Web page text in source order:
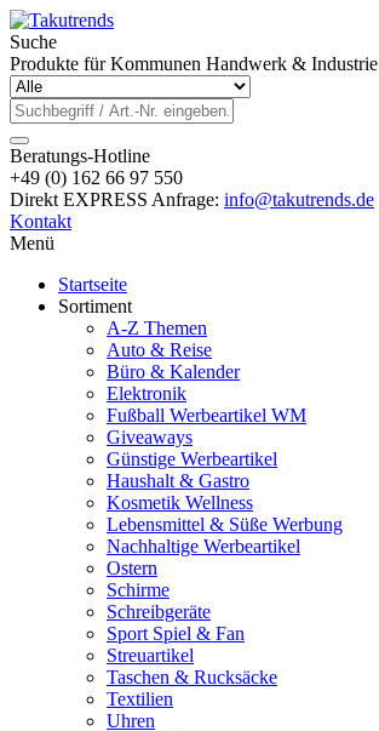
Suche
Produkte für Kommunen Handwerk & Industrie
Beratungs-Hotline
+49 (0) 162 66 97 550
Direkt EXPRESS Anfrage: info@takutrends.de
Kontakt
Menü
Startseite
Sortiment
A-Z Themen
Auto & Reise
Büro & Kalender
Elektronik
Fußball Werbeartikel WM
Giveaways
Günstige Werbeartikel
Haushalt & Gastro
Kosmetik Wellness
Lebensmittel & Süße Werbung
Nachhaltige Werbeartikel
Ostern
Schirme
Schreibgeräte
Sport Spiel & Fan
Streuartikel
Taschen & Rucksäcke
Textilien
Uhren